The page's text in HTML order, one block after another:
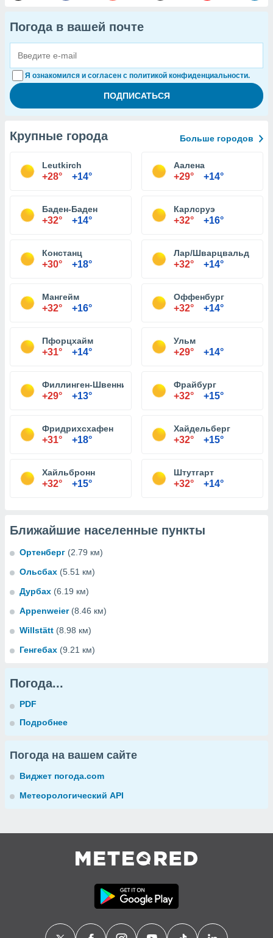
Погода в вашей почте
Я ознакомился и согласен с политикой конфиденциальности.
Крупные города Больше городов
Leutkirch
+28° +14°
Аалена
+29° +14°
Баден-Баден
+32° +14°
Карлсруэ
+32° +16°
Констанц
+30° +18°
Лар/Шварцвальд
+32° +14°
Мангейм
+32° +16°
Оффенбург
+32° +14°
Пфорцхайм
+31° +14°
Ульм
+29° +14°
Филлинген-Швеннинген
+29° +13°
Фрайбург
+32° +15°
Фридрихсхафен
+31° +18°
Хайдельберг
+32° +15°
Хайльбронн
+32° +15°
Штутгарт
+32° +14°
Ближайшие населенные пункты
Ортенберг (2.79 км)
Ольсбах (5.51 км)
Дурбах (6.19 км)
Appenweier (8.46 км)
Willstätt (8.98 км)
Генгебах (9.21 км)
Погода...
PDF
Подробнее
Погода на вашем сайте
Виджет погода.com
Метеорологический API